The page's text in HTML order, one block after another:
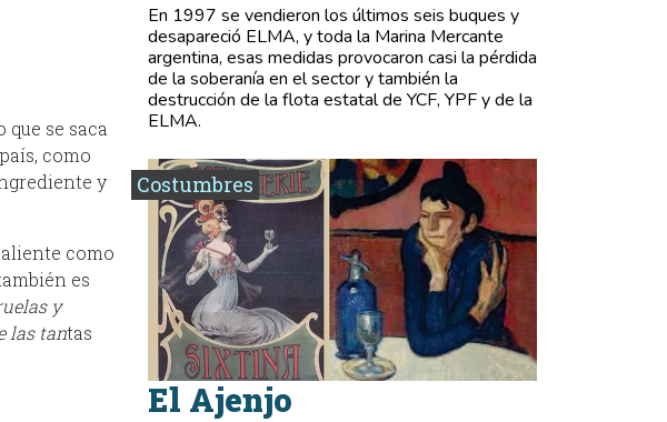
se saca
como
y
como
es
y
las tantas
En 1997 se vendieron los últimos seis buques y
desapareció ELMA, y toda la Marina Mercante
argentina, esas medidas provocaron casi la pérdida
de la soberanía en el sector y también la
destrucción de la flota estatal de YCF, YPF y de la
ELMA.
Costumbres
El Ajenjo